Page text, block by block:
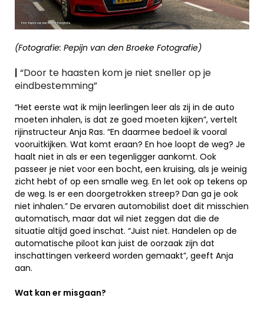
(Fotografie: Pepijn van den Broeke Fotografie)
| “Door te haasten kom je niet sneller op je
eindbestemming”
“Het eerste wat ik mijn leerlingen leer als zij in de auto
moeten inhalen, is dat ze goed moeten kijken”, vertelt
rijinstructeur Anja Ras. “En daarmee bedoel ik vooral
vooruitkijken. Wat komt eraan? En hoe loopt de weg? Je
haalt niet in als er een tegenligger aankomt. Ook
passeer je niet voor een bocht, een kruising, als je weinig
zicht hebt of op een smalle weg. En let ook op tekens op
de weg. Is er een doorgetrokken streep? Dan ga je ook
niet inhalen.” De ervaren automobilist doet dit misschien
automatisch, maar dat wil niet zeggen dat die de
situatie altijd goed inschat. “Juist niet. Handelen op de
automatische piloot kan juist de oorzaak zijn dat
inschattingen verkeerd worden gemaakt”, geeft Anja
aan.
Wat kan er misgaan?